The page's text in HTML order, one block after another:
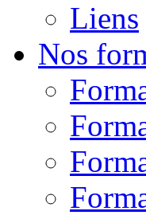
Liens
Nos